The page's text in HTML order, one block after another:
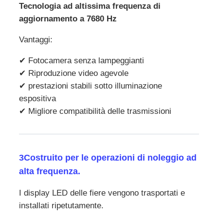
Tecnologia ad altissima frequenza di
aggiornamento a 7680 Hz
Vantaggi:
✔ Fotocamera senza lampeggianti
✔ Riproduzione video agevole
✔ prestazioni stabili sotto illuminazione
espositiva
✔ Migliore compatibilità delle trasmissioni
3Costruito per le operazioni di noleggio ad
alta frequenza.
I display LED delle fiere vengono trasportati e
installati ripetutamente.